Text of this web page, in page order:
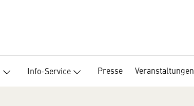
Info-Service Presse Veranstaltungen